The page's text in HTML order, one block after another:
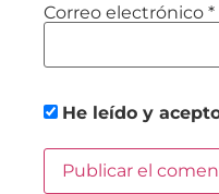
Correo electrónico *
He leído y